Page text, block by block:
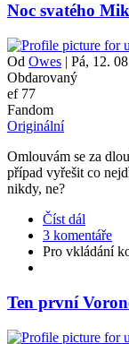
Noc svatého
Od Owes | Pá, 12.
Obdarovaný
ef 77
Fandom
Originální
Omlouvám se za
případ vyřešit co
nikdy, ne?
Číst dál
3 komentáře
Pro vkládání
Ten první